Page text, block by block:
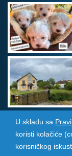
Srbija Info©
U skladu sa
koristi kolačiće
korisničkog